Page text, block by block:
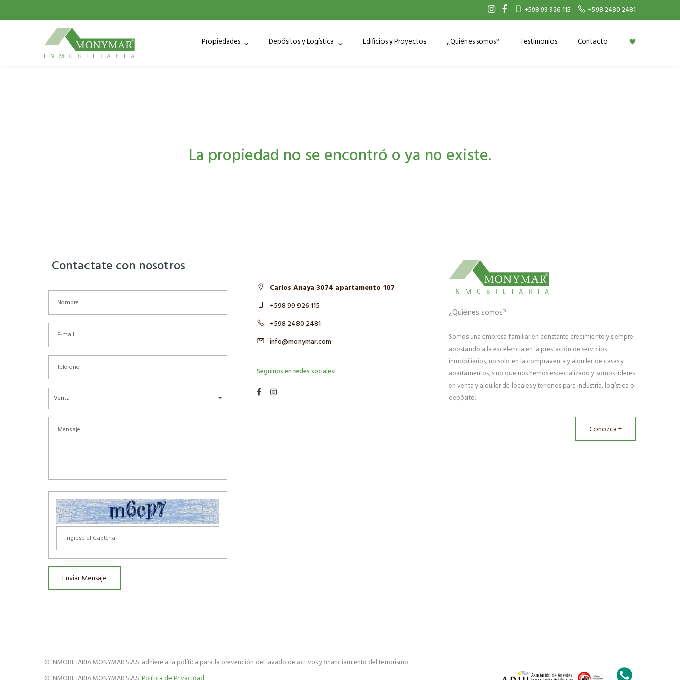
+598 99 926 115 +598 2480 2481
Propiedades Depósitos y Logística Edificios y Proyectos ¿Quiénes somos? Testimonios Contacto
La propiedad no se encontró o ya no existe.
Contactate con nosotros
Venta
Enviar Mensaje
Carlos Anaya 3074 apartamento 107
+598 99 926 115
+598 2480 2481
info@monymar.com
Seguinos en redes sociales!
¿Quiénes somos?
Somos una empresa familiar en constante crecimiento y siempre
apostando a la excelencia en la prestación de servicios
inmobiliarios, no solo en la compraventa y alquiler de casas y
apartamentos, sino que nos hemos especializado y somos líderes
en venta y alquiler de locales y terrenos para industria, logística o
depósito.
Conozca +
© INMOBILIARIA MONYMAR S.A.S. adhiere a la política para la prevención del lavado de activos y financiamiento del terrorismo.